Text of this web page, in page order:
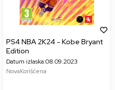
PS4 NBA 2K24 - Kobe Bryant
Edition
Datum izlaska:08.09.2023
NovaKorišćena